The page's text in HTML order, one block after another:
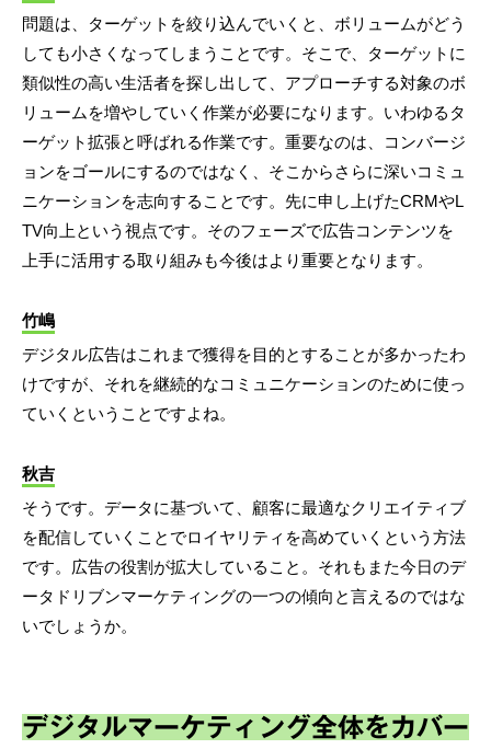
問題は、ターゲットを絞り込んでいくと、ボリュームがどう
しても小さくなってしまうことです。そこで、ターゲットに
類似性の高い生活者を探し出して、アプローチする対象のボ
リュームを増やしていく作業が必要になります。いわゆるタ
ーゲット拡張と呼ばれる作業です。重要なのは、コンバージ
ョンをゴールにするのではなく、そこからさらに深いコミュ
ニケーションを志向することです。先に申し上げたCRMやL
TV向上という視点です。そのフェーズで広告コンテンツを
上手に活用する取り組みも今後はより重要となります。
竹嶋
デジタル広告はこれまで獲得を目的とすることが多かったわ
けですが、それを継続的なコミュニケーションのために使っ
ていくということですよね。
秋吉
そうです。データに基づいて、顧客に最適なクリエイティブ
を配信していくことでロイヤリティを高めていくという方法
です。広告の役割が拡大していること。それもまた今日のデ
ータドリブンマーケティングの一つの傾向と言えるのではな
いでしょうか。
デジタルマーケティング全体をカバー